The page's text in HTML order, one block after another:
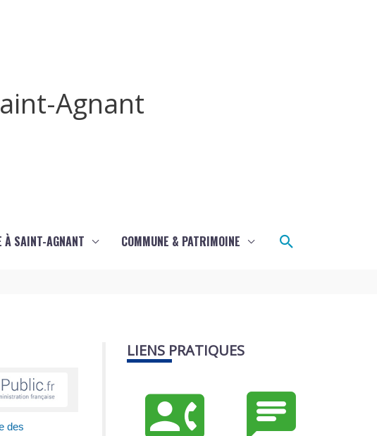
Agnant
À SAINT-AGNANT COMMUNE & PATRIMOINE Rechercher
des
LIENS PRATIQUES